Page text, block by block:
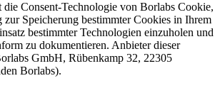
die Consent-Technologie von Borlabs Cookie,
Speicherung bestimmter Cookies in Ihrem
bestimmter Technologien einzuholen und
zu dokumentieren. Anbieter dieser
GmbH, Rübenkamp 32, 22305
Borlabs).